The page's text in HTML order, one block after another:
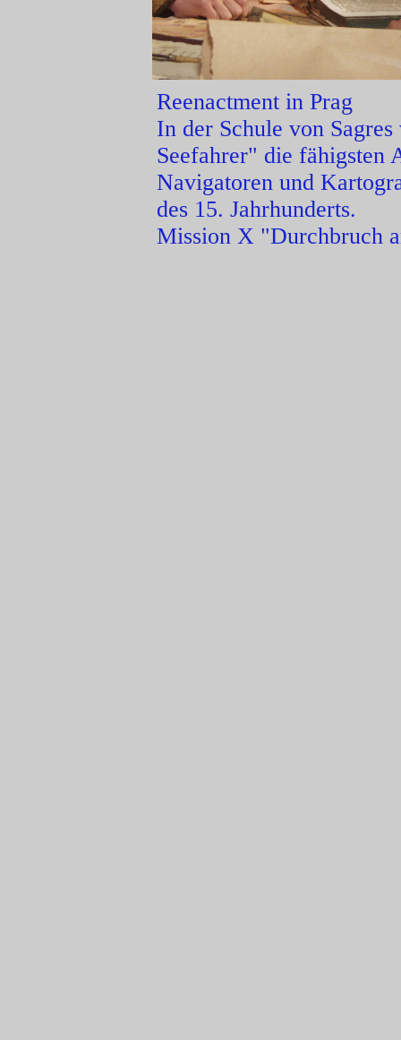
Reenactment in Prag
In der Schule von
Seefahrer" die fähigsten
Navigatoren und
des 15. Jahrhunderts.
Mission X "Durchbruch